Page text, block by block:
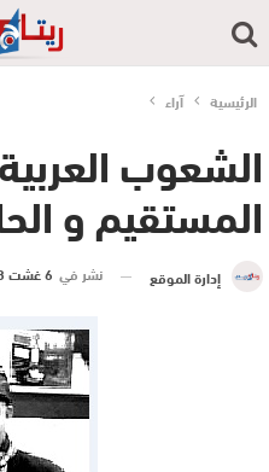
الرئيسية آراء
الشعوب
المستقيم و
إدارة الموقع نشر في 6 غشت 2018 الساعة 19 و 03 دقيقة